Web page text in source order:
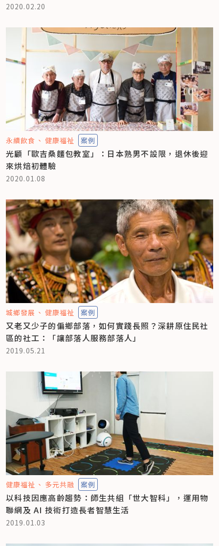
2020.02.20
永續飲食 健康福祉 案例
光顧「歐吉桑麵包教室」：日本熟男不設限，退休後迎
來烘焙初體驗
2020.01.08
城鄉發展 健康福祉 案例
又老又少子的偏鄉部落，如何實踐長照？深耕原住民社
區的社工：「讓部落人服務部落人」
2019.05.21
健康福祉 多元共融 案例
以科技因應高齡趨勢：師生共組「世大智科」，運用物
聯網及 AI 技術打造長者智慧生活
2019.01.03